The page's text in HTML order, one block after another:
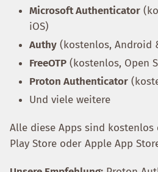
Microsoft Authenticator
iOS)
Authy (kostenlos, Android
FreeOTP (kostenlos, Open
Proton Authenticator
Und viele weitere
Alle diese Apps sind
Play Store oder Apple App